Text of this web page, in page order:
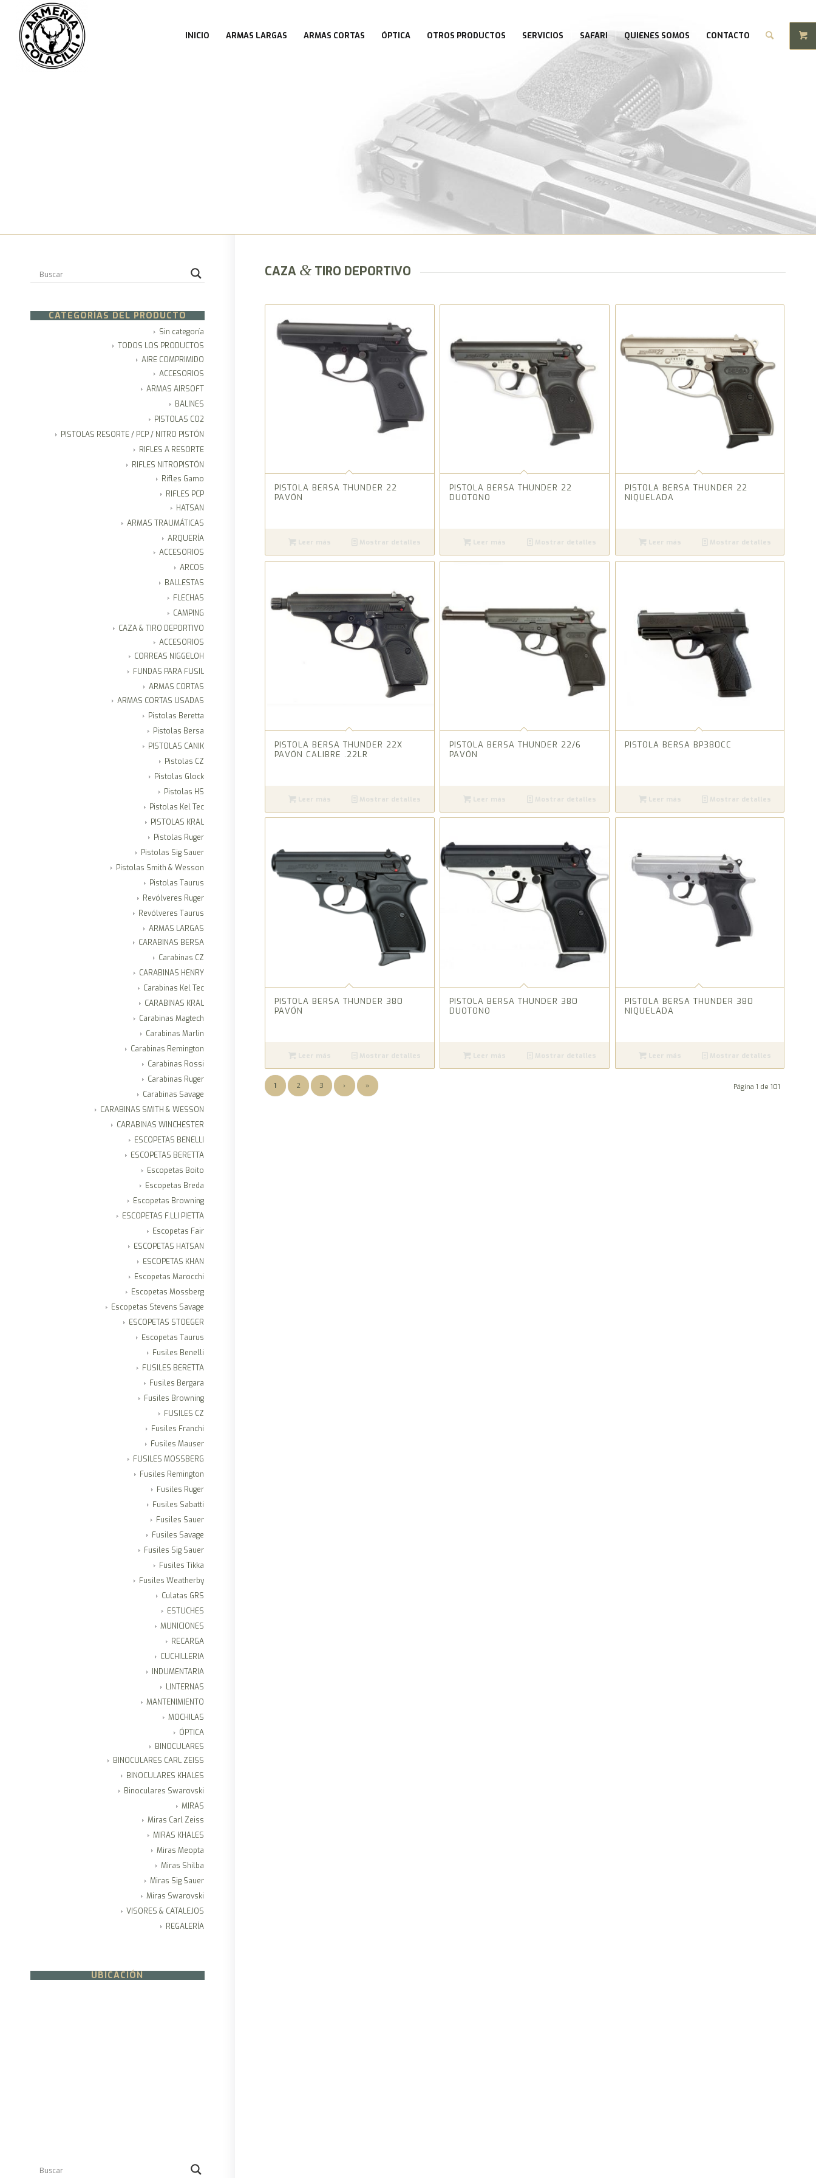
INICIO ARMAS LARGAS ARMAS CORTAS ÓPTICA OTROS PRODUCTOS SERVICIOS SAFARI QUIENES SOMOS CONTACTO
CAZA &TIRO DEPORTIVO
PISTOLA BERSA THUNDER 22
PAVÓN
Leer más Mostrar detalles
PISTOLA BERSA THUNDER 22
DUOTONO
Leer más Mostrar detalles
PISTOLA BERSA THUNDER 22
NIQUELADA
Leer más Mostrar detalles
PISTOLA BERSA THUNDER 22X
PAVÓN CALIBRE .22LR
Leer más Mostrar detalles
PISTOLA BERSA THUNDER 22/6
PAVÓN
Leer más Mostrar detalles
PISTOLA BERSA BP380CC
Leer más Mostrar detalles
PISTOLA BERSA THUNDER 380
PAVÓN
Leer más Mostrar detalles
PISTOLA BERSA THUNDER 380
DUOTONO
Leer más Mostrar detalles
PISTOLA BERSA THUNDER 380
NIQUELADA
Leer más Mostrar detalles
Página 1 de 101
1 2 3 › »
CATEGORÍAS DEL PRODUCTO
Sin categoría
TODOS LOS PRODUCTOS
AIRE COMPRIMIDO
ACCESORIOS
ARMAS AIRSOFT
BALINES
PISTOLAS CO2
PISTOLAS RESORTE / PCP / NITRO PISTÓN
RIFLES A RESORTE
RIFLES NITROPISTÓN
Rifles Gamo
RIFLES PCP
HATSAN
ARMAS TRAUMÁTICAS
ARQUERÍA
ACCESORIOS
ARCOS
BALLESTAS
FLECHAS
CAMPING
CAZA & TIRO DEPORTIVO
ACCESORIOS
CORREAS NIGGELOH
FUNDAS PARA FUSIL
ARMAS CORTAS
ARMAS CORTAS USADAS
Pistolas Beretta
Pistolas Bersa
PISTOLAS CANIK
Pistolas CZ
Pistolas Glock
Pistolas HS
Pistolas Kel Tec
PISTOLAS KRAL
Pistolas Ruger
Pistolas Sig Sauer
Pistolas Smith & Wesson
Pistolas Taurus
Revólveres Ruger
Revólveres Taurus
ARMAS LARGAS
CARABINAS BERSA
Carabinas CZ
CARABINAS HENRY
Carabinas Kel Tec
CARABINAS KRAL
Carabinas Magtech
Carabinas Marlin
Carabinas Remington
Carabinas Rossi
Carabinas Ruger
Carabinas Savage
CARABINAS SMITH & WESSON
CARABINAS WINCHESTER
ESCOPETAS BENELLI
ESCOPETAS BERETTA
Escopetas Boito
Escopetas Breda
Escopetas Browning
ESCOPETAS F.LLI PIETTA
Escopetas Fair
ESCOPETAS HATSAN
ESCOPETAS KHAN
Escopetas Marocchi
Escopetas Mossberg
Escopetas Stevens Savage
ESCOPETAS STOEGER
Escopetas Taurus
Fusiles Benelli
FUSILES BERETTA
Fusiles Bergara
Fusiles Browning
FUSILES CZ
Fusiles Franchi
Fusiles Mauser
FUSILES MOSSBERG
Fusiles Remington
Fusiles Ruger
Fusiles Sabatti
Fusiles Sauer
Fusiles Savage
Fusiles Sig Sauer
Fusiles Tikka
Fusiles Weatherby
Culatas GRS
ESTUCHES
MUNICIONES
RECARGA
CUCHILLERIA
INDUMENTARIA
LINTERNAS
MANTENIMIENTO
MOCHILAS
ÓPTICA
BINOCULARES
BINOCULARES CARL ZEISS
BINOCULARES KHALES
Binoculares Swarovski
MIRAS
Miras Carl Zeiss
MIRAS KHALES
Miras Meopta
Miras Shilba
Miras Sig Sauer
Miras Swarovski
VISORES & CATALEJOS
REGALERÍA
UBICACIÓN